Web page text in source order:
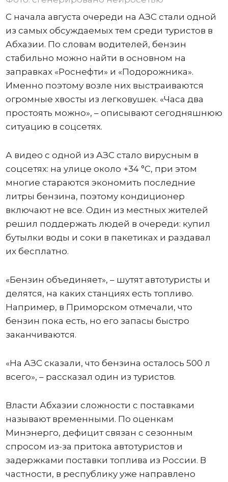
С начала августа очереди на АЗС стали одной
из самых обсуждаемых тем среди туристов в
Абхазии. По словам водителей, бензин
стабильно можно найти в основном на
заправках «Роснефти» и «Подорожника».
Именно поэтому возле них выстраиваются
огромные хвосты из легковушек. «Часа два
простоять можно», – описывают сегодняшнюю
ситуацию в соцсетях.
А видео с одной из АЗС стало вирусным в
соцсетях: на улице около +34 °C, при этом
многие стараются экономить последние
литры бензина, поэтому кондиционер
включают не все. Один из местных жителей
решил поддержать людей в очереди: купил
бутылки воды и соки в пакетиках и раздавал
их бесплатно.
«Бензин объединяет», – шутят автотуристы и
делятся, на каких станциях есть топливо.
Например, в Приморском отмечали, что
бензин пока есть, но его запасы быстро
заканчиваются.
«На АЗС сказали, что бензина осталось 500 л
всего», – рассказал один из туристов.
Власти Абхазии сложности с поставками
называют временными. По оценкам
Минэнерго, дефицит связан с сезонным
спросом из-за притока автотуристов и
задержками поставки топлива из России. В
частности, в республику уже направлено